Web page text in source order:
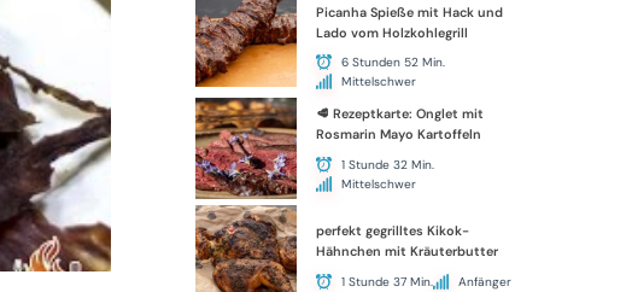
Picanha Spieße mit Hack und
Lado vom Holzkohlegrill
6 Stunden 52 Min.
Mittelschwer
🥩 Rezeptkarte: Onglet mit
Rosmarin Mayo Kartoffeln
1 Stunde 32 Min.
Mittelschwer
perfekt gegrilltes Kikok-
Hähnchen mit Kräuterbutter
1 Stunde 37 Min. Anfänger